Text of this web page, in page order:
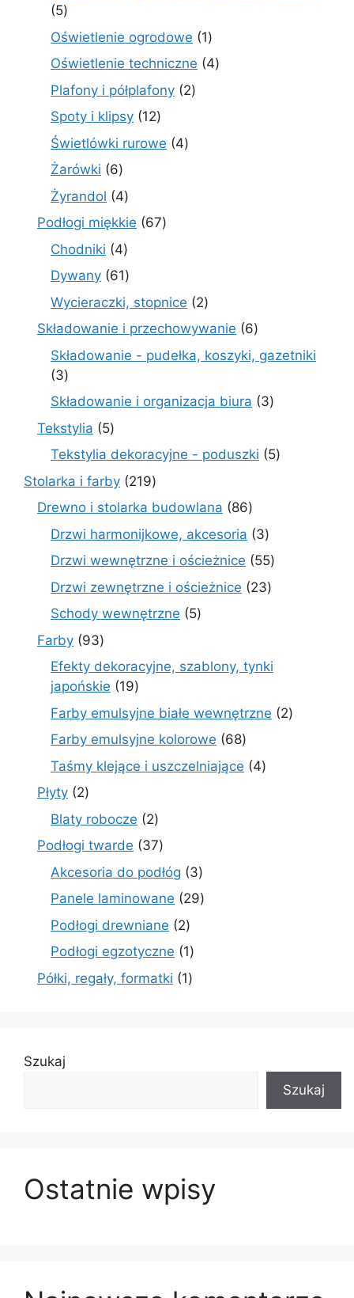
55
produktów
Oświetlenie ogrodowe 11
produkt
Oświetlenie techniczne 44
Plafony i półplafony 22
Spoty i klipsy 1212
produktów
Świetlówki rurowe 44
Żarówki 66
produktów
Żyrandol 44
produkty
Podłogi miękkie 6767
Chodniki 44
produkty
Dywany 6161
produktów
Wycieraczki, stopnice 22
produkty
Składowanie i przechowywanie 66
produktów
Składowanie - pudełka, koszyki, gazetniki
33
produkty
Składowanie i organizacja biura 33
Tekstylia 55
produktów
Tekstylia dekoracyjne - poduszki 55
Stolarka i farby 219219
produktów
Drewno i stolarka budowlana 8686
produktów
Drzwi harmonijkowe, akcesoria 33
produkty
Drzwi wewnętrzne i ościeżnice 5555
produktów
Drzwi zewnętrzne i ościeżnice 2323
Schody wewnętrzne 55
Farby 9393
produkty
Efekty dekoracyjne, szablony, tynki
japońskie
1919
produktów
Farby emulsyjne białe wewnętrzne 22
Farby emulsyjne kolorowe 6868
produktów
Taśmy klejące i uszczelniające 44
Płyty 22
produkty
Blaty robocze 22
produkty
Podłogi twarde 3737
produktów
Akcesoria do podłóg 33
produkty
Panele laminowane 2929
Podłogi drewniane 22
produkty
Podłogi egzotyczne 11
produkt
Półki, regały, formatki 11
Szukaj
Szukaj
Ostatnie wpisy